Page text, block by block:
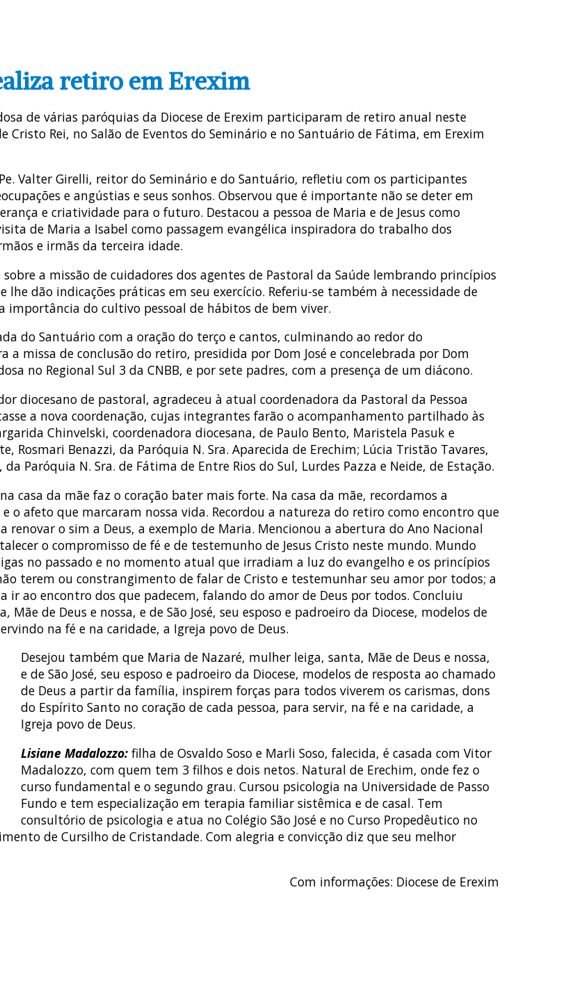
retiro em Erexim
de várias paróquias da Diocese de Erexim participaram de retiro anual neste
Rei, no Salão de Eventos do Seminário e no Santuário de Fátima, em Erexim
Valter Girelli, reitor do Seminário e do Santuário, refletiu com os participantes
e angústias e seus sonhos. Observou que é importante não se deter em
e criatividade para o futuro. Destacou a pessoa de Maria e de Jesus como
de Maria a Isabel como passagem evangélica inspiradora do trabalho dos
e irmãs da terceira idade.
a missão de cuidadores dos agentes de Pastoral da Saúde lembrando princípios
dão indicações práticas em seu exercício. Referiu-se também à necessidade de
do cultivo pessoal de hábitos de bem viver.
do Santuário com a oração do terço e cantos, culminando ao redor do
missa de conclusão do retiro, presidida por Dom José e concelebrada por Dom
no Regional Sul 3 da CNBB, e por sete padres, com a presença de um diácono.
diocesano de pastoral, agradeceu à atual coordenadora da Pastoral da Pessoa
a nova coordenação, cujas integrantes farão o acompanhamento partilhado às
Chinvelski, coordenadora diocesana, de Paulo Bento, Maristela Pasuk e
Rosmari Benazzi, da Paróquia N. Sra. Aparecida de Erechim; Lúcia Tristão Tavares,
Paróquia N. Sra. de Fátima de Entre Rios do Sul, Lurdes Pazza e Neide, de Estação.
casa da mãe faz o coração bater mais forte. Na casa da mãe, recordamos a
o afeto que marcaram nossa vida. Recordou a natureza do retiro como encontro que
renovar o sim a Deus, a exemplo de Maria. Mencionou a abertura do Ano Nacional
o compromisso de fé e de testemunho de Jesus Cristo neste mundo. Mundo
no passado e no momento atual que irradiam a luz do evangelho e os princípios
terem ou constrangimento de falar de Cristo e testemunhar seu amor por todos; a
ao encontro dos que padecem, falando do amor de Deus por todos. Concluiu
de Deus e nossa, e de São José, seu esposo e padroeiro da Diocese, modelos de
na fé e na caridade, a Igreja povo de Deus.
Desejou também que Maria de Nazaré, mulher leiga, santa, Mãe de Deus e nossa,
e de São José, seu esposo e padroeiro da Diocese, modelos de resposta ao chamado
de Deus a partir da família, inspirem forças para todos viverem os carismas, dons
do Espírito Santo no coração de cada pessoa, para servir, na fé e na caridade, a
Igreja povo de Deus.
Lisiane Madalozzo: filha de Osvaldo Soso e Marli Soso, falecida, é casada com Vitor
Madalozzo, com quem tem 3 filhos e dois netos. Natural de Erechim, onde fez o
curso fundamental e o segundo grau. Cursou psicologia na Universidade de Passo
Fundo e tem especialização em terapia familiar sistêmica e de casal. Tem
consultório de psicologia e atua no Colégio São José e no Curso Propedêutico no
de Cursilho de Cristandade. Com alegria e convicção diz que seu melhor
Com informações: Diocese de Erexim